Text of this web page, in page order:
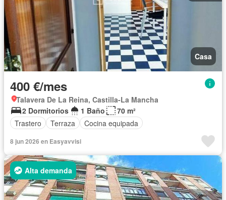
Casa
400 €/mes
Talavera De La Reina, Castilla-La Mancha
2 Dormitorios
1 Baño
70 m²
Trastero
Terraza Cocina equipada
8 jun 2026 en Easyavvisi
Alta demanda